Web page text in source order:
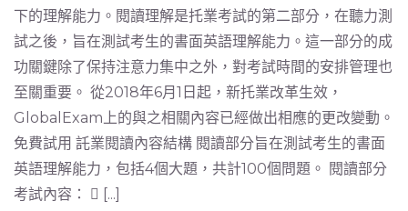
下的理解能力。閱讀理解是托業考試的第二部分，在聽力測
試之後，旨在測試考生的書面英語理解能力。這一部分的成
功關鍵除了保持注意力集中之外，對考試時間的安排管理也
至關重要。 從2018年6月1日起，新托業改革生效，
GlobalExam上的與之相關內容已經做出相應的更改變動。
免費試用 託業閱讀內容結構 閱讀部分旨在測試考生的書面
英語理解能力，包括4個大題，共計100個問題。 閱讀部分
考試內容：  [...]